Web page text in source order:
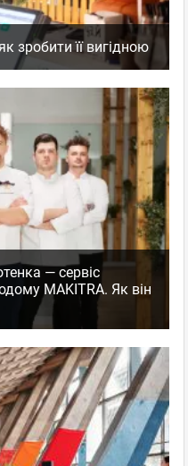
зробити її вигідною
— сервіс
MAKITRA. Як він